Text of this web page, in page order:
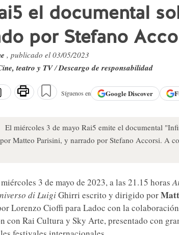
el documental
por Stefano
, publicado el 03/05/2023
teatro y TV/Descargo de responsabilidad
Síguenos en GoogleDiscover
El miércoles 3 de mayo Rai5 emite el documental
Matteo Parisini, y narrado por Stefano Accorsi. A
3 de mayo de 2023, a las 21.15 horas
di LuigiGhirri escrito y dirigido por
Lorenzo Cioffi para Ladoc con la
con Rai Cultura y Sky Arte, presentado con